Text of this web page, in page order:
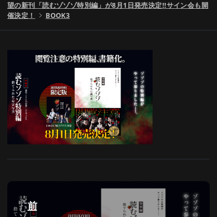
望の新刊「読むゾゾゾ特別編」が8月1日発売決定!!サイン会も開
催決定！
BOOK3
稿 前